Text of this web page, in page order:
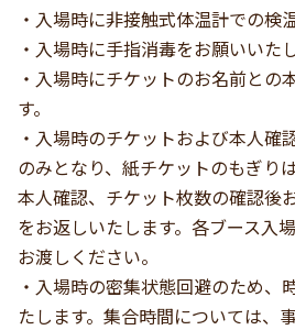
・入場時に非接触式体温計での検
・入場時に手指消毒をお願いいたし
・入場時にチケットのお名前との
す。
・入場時のチケットおよび本人確
のみとなり、紙チケットのもぎり
本人確認、チケット枚数の確認後
をお返しいたします。各ブース入
お渡しください。
・入場時の密集状態回避のため、
たします。集合時間については、